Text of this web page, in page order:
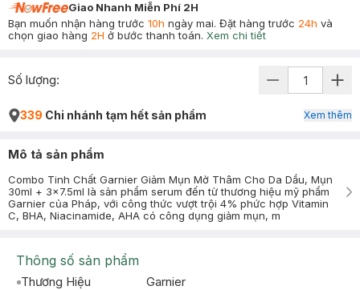
Giao Nhanh Miễn Phí 2H
Bạn muốn nhận hàng trước 10h ngày mai. Đặt hàng trước 24h và
chọn giao hàng 2H ở bước thanh toán. Xem chi tiết
Số lượng:
339 Chi nhánh tạm hết sản phẩm Xem thêm
Mô tả sản phẩm
Combo Tinh Chất Garnier Giảm Mụn Mờ Thâm Cho Da Dầu, Mụn
30ml + 3x7.5ml là sản phẩm serum đến từ thương hiệu mỹ phẩm
Garnier của Pháp, với công thức vượt trội 4% phức hợp Vitamin
C, BHA, Niacinamide, AHA có công dụng giảm mụn, m
Thông số sản phẩm
Thương Hiệu
Garnier